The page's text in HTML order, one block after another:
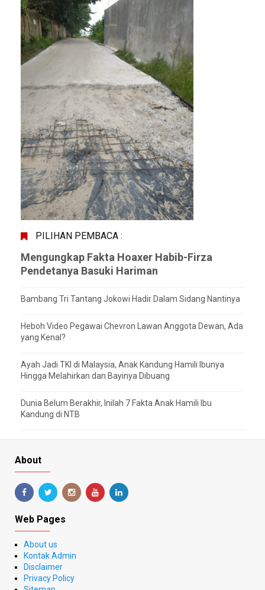
PILIHAN PEMBACA :
Mengungkap Fakta Hoaxer Habib-Firza
Pendetanya Basuki Hariman
Bambang Tri Tantang Jokowi Hadir Dalam Sidang Nantinya
Heboh Video Pegawai Chevron Lawan Anggota Dewan, Ada
yang Kenal?
Ayah Jadi TKI di Malaysia, Anak Kandung Hamili Ibunya
Hingga Melahirkan dan Bayinya Dibuang
Dunia Belum Berakhir, Inilah 7 Fakta Anak Hamili Ibu
Kandung di NTB
About
Web Pages
About us
Kontak Admin
Disclaimer
Privacy Policy